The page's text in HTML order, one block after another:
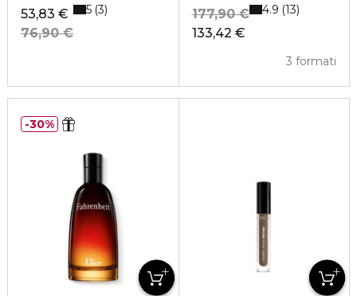
53,83 €
76,90 €
5 3
133,42 €
177,90 €
3 formati
4.9 13
30%